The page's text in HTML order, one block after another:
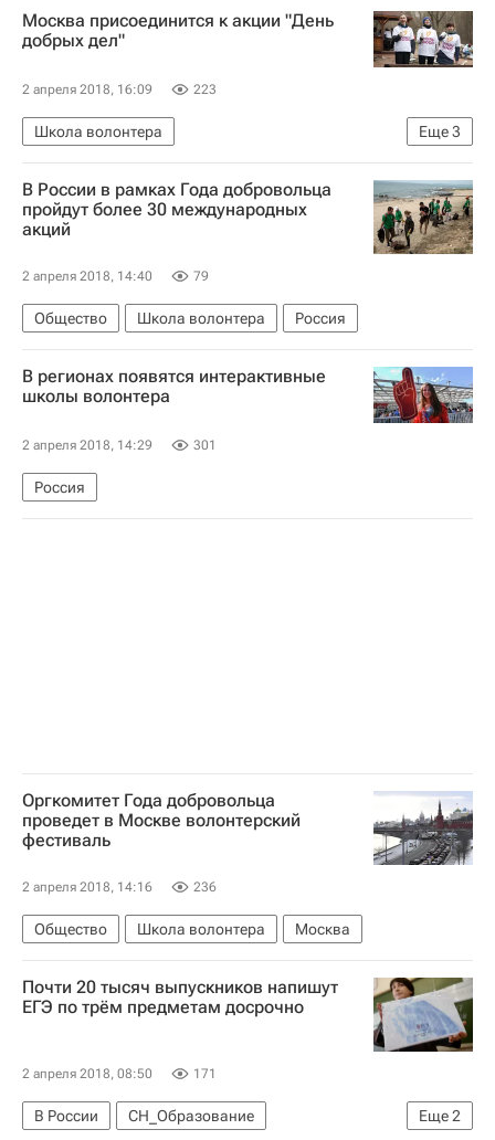
Москва присоединится к акции "День
добрых дел"
2 апреля 2018, 16:09 223
Еще3
Школа волонтера
Социальное волонтерство - Школа волонтера
Москва
Волонтерство в России
В России в рамках Года добровольца
пройдут более 30 международных
акций
2 апреля 2018, 14:40 79
Общество Школа волонтера Россия
В регионах появятся интерактивные
школы волонтера
2 апреля 2018, 14:29 301
Россия
Оргкомитет Года добровольца
проведет в Москве волонтерский
фестиваль
2 апреля 2018, 14:16 236
Общество Школа волонтера Москва
Почти 20 тысяч выпускников напишут
ЕГЭ по трём предметам досрочно
2 апреля 2018, 08:50 171
Еще2
В России
СН_Образование